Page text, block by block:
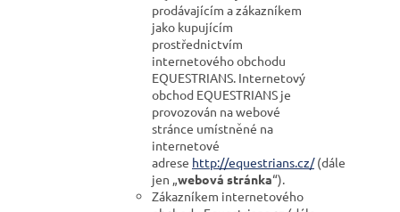
prodávajícím a zákazníkem
jako kupujícím
prostřednictvím
internetového obchodu
EQUESTRIANS. Internetový
obchod EQUESTRIANS je
provozován na webové
stránce umístněné na
internetové
adrese http://equestrians.cz/(dále
jen „webová stránka“).
Zákazníkem internetového